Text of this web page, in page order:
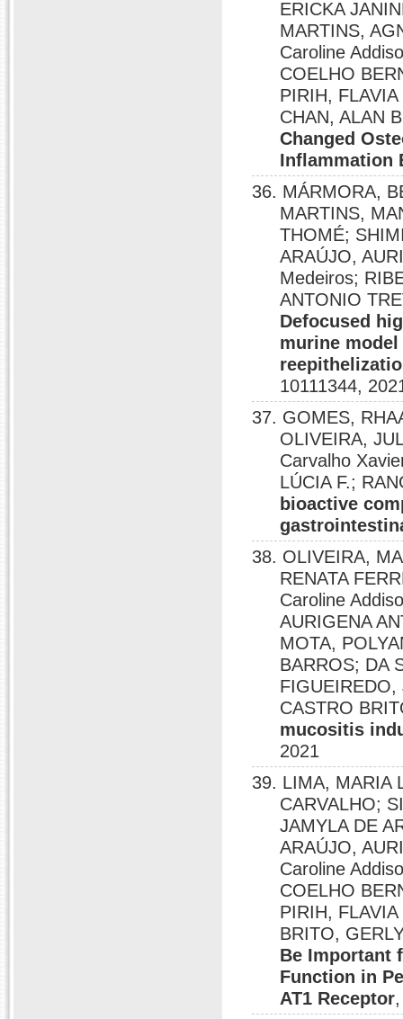
ERICKA
MARTINS,
Caroline
COELHO
PIRIH,
CHAN, ALAN
Changed
Inflammation
36. MÁRMORA,
MARTINS,
THOMÉ;
ARAÚJO,
Medeiros;
ANTONIO
Defocused
murine
10111344,
37. GOMES,
OLIVEIRA,
Carvalho
LÚCIA F.;
bioactive
38. OLIVEIRA,
RENATA
Caroline
AURIGENA
MOTA,
BARROS; DA
FIGUEIREDO,
CASTRO
mucositis
2021
39. LIMA, MARIA
CARVALHO;
JAMYLA DE
ARAÚJO,
Caroline
COELHO
PIRIH,
BRITO,
Be Important
Function in
AT1 Receptor